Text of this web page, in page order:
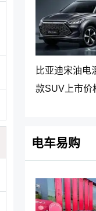
比亚迪宋油电
款SUV上市价
电车易购